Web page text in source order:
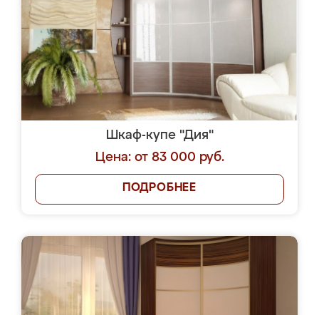
Шкаф-купе "Дия"
Цена: от 83 000 руб.
ПОДРОБНЕЕ